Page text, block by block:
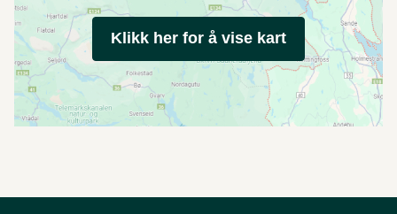
Klikk her for å vise kart